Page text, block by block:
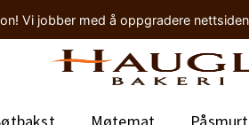
Vi jobber med å oppgradere